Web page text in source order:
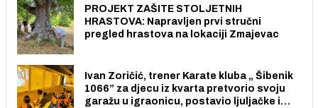
PROJEKT ZAŠITE STOLJETNIH
HRASTOVA: Napravljen prvi stručni
pregled hrastova na lokaciji Zmajevac
Ivan Zoričić, trener Karate kluba „ Šibenik
1066” za djecu iz kvarta pretvorio svoju
garažu u igraonicu, postavio ljuljačke i